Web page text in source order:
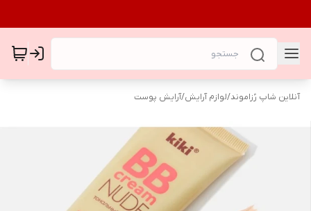
آنلاین شاپ رُزاموند/لوازم آرایش/آرایش پوست